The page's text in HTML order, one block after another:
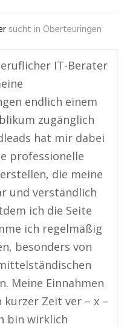
sucht in Oberteuringen
IT-Berater
endlich einem
zugänglich
hat mir dabei
professionelle
die meine
und verständlich
ich die Seite
ich regelmäßig
besonders von
Meine Einnahmen
kurzer Zeit ver – x –
bin wirklich